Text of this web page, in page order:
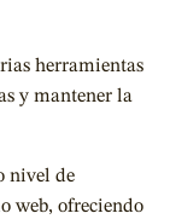
herramientas
y mantener la
nivel de
web, ofreciendo